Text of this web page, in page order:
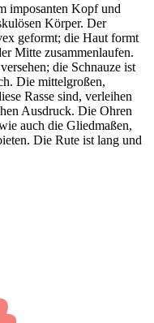
imposanten Kopf und
Körper. Der
geformt; die Haut formt
Mitte zusammenlaufen.
die Schnauze ist
Die mittelgroßen,
Rasse sind, verleihen
Ausdruck. Die Ohren
auch die Gliedmaßen,
Die Rute ist lang und